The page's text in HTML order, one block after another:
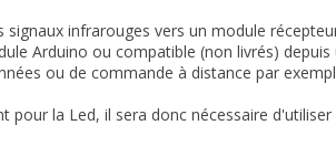
infrarouges vers un module
Arduino ou compatible (non livrés) depuis
ou de commande à distance par
la Led, il sera donc nécessaire d'utiliser